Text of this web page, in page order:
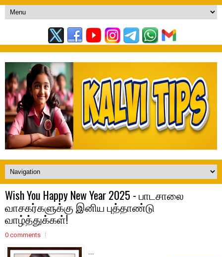
Wish You Happy New Year 2025 - பாடசாலை
வாசகர்களுக்கு இனிய புத்தாண்டு
வாழ்த்துக்கள்!
0 comments
...